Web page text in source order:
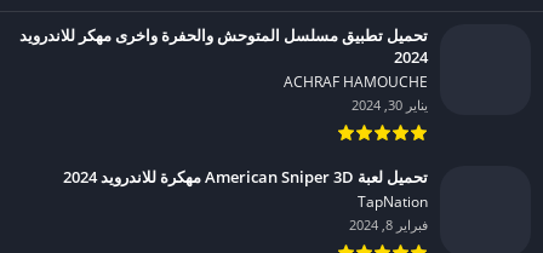
تحميل تطبيق مسلسل المتوحش والحفرة واخرى مهكر للاندرويد
2024
ACHRAF HAMOUCHE‏
يناير 30, 2024
تحميل لعبة American Sniper 3D مهكرة للاندرويد 2024
TapNation‏
فبراير 8, 2024